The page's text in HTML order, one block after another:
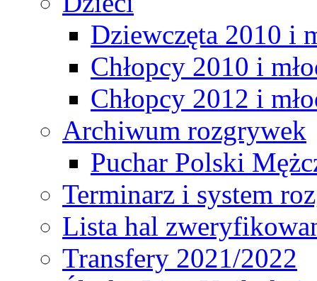
Dziewczęta 2010 i
Chłopcy 2010 i
Chłopcy 2012 i
Archiwum rozgrywek
Puchar Polski
Terminarz i system
Lista hal
Transfery 2021/2022